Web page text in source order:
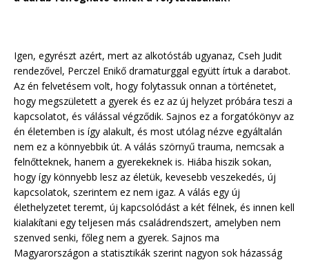
Igen, egyrészt azért, mert az alkotóstáb ugyanaz, Cseh Judit
rendezővel, Perczel Enikő dramaturggal együtt írtuk a darabot.
Az én felvetésem volt, hogy folytassuk onnan a történetet,
hogy megszületett a gyerek és ez az új helyzet próbára teszi a
kapcsolatot, és válással végződik. Sajnos ez a forgatókönyv az
én életemben is így alakult, és most utólag nézve egyáltalán
nem ez a könnyebbik út. A válás szörnyű trauma, nemcsak a
felnőtteknek, hanem a gyerekeknek is. Hiába hiszik sokan,
hogy így könnyebb lesz az életük, kevesebb veszekedés, új
kapcsolatok, szerintem ez nem igaz. A válás egy új
élethelyzetet teremt, új kapcsolódást a két félnek, és innen kell
kialakítani egy teljesen más családrendszert, amelyben nem
szenved senki, főleg nem a gyerek. Sajnos ma
Magyarországon a statisztikák szerint nagyon sok házasság